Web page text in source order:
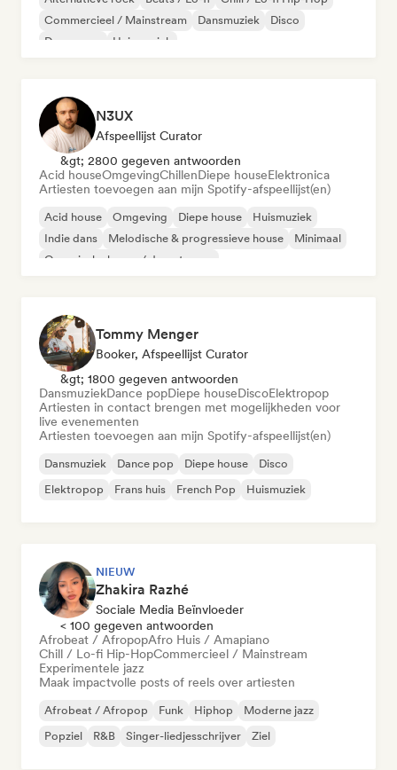
Commercieel / Mainstream
Dansmuziek
Disco
Droompop
Huismuziek
N3UX
Afspeellijst Curator
&gt; 2800 gegeven antwoorden
Acid houseOmgevingChillenDiepe houseElektronica
Artiesten toevoegen aan mijn Spotify-afspeellijst(en)
Acid house Omgeving Diepe house
Huismuziek
Indie dans
Melodische & progressieve house
Minimaal
Organische house / downtempo
Tommy Menger
Booker, Afspeellijst Curator
&gt; 1800 gegeven antwoorden
DansmuziekDance popDiepe houseDiscoElektropop
Artiesten in contact brengen met mogelijkheden voor
live evenementen
Artiesten toevoegen aan mijn Spotify-afspeellijst(en)
Dansmuziek Dance pop Diepe house
Disco
Elektropop
Frans huis French Pop Huismuziek
NIEUW
Zhakira Razhé
Sociale Media Beïnvloeder
< 100 gegeven antwoorden
Afrobeat / AfropopAfro Huis / Amapiano
Chill / Lo-fi Hip-HopCommercieel / Mainstream
Experimentele jazz
Maak impactvolle posts of reels over artiesten
Afrobeat / Afropop Funk Hiphop
Moderne jazz
Popziel
R&B Singer-liedjesschrijver Ziel